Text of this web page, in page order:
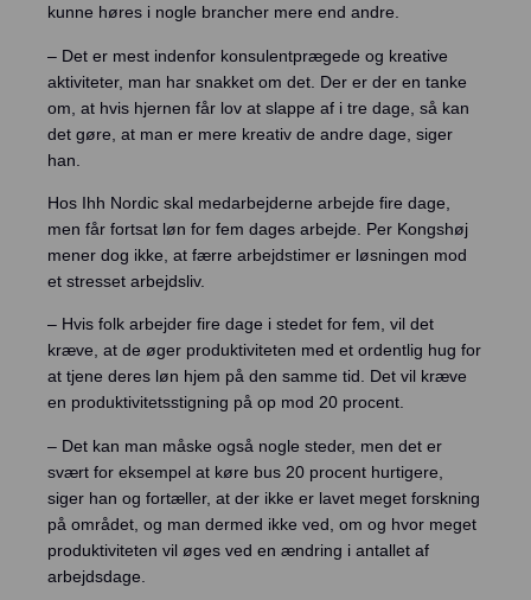
kunne høres i nogle brancher mere end andre.
– Det er mest indenfor konsulentprægede og kreative
aktiviteter, man har snakket om det. Der er der en tanke
om, at hvis hjernen får lov at slappe af i tre dage, så kan
det gøre, at man er mere kreativ de andre dage, siger
han.
Hos Ihh Nordic skal medarbejderne arbejde fire dage,
men får fortsat løn for fem dages arbejde. Per Kongshøj
mener dog ikke, at færre arbejdstimer er løsningen mod
et stresset arbejdsliv.
– Hvis folk arbejder fire dage i stedet for fem, vil det
kræve, at de øger produktiviteten med et ordentlig hug for
at tjene deres løn hjem på den samme tid. Det vil kræve
en produktivitetsstigning på op mod 20 procent.
– Det kan man måske også nogle steder, men det er
svært for eksempel at køre bus 20 procent hurtigere,
siger han og fortæller, at der ikke er lavet meget forskning
på området, og man dermed ikke ved, om og hvor meget
produktiviteten vil øges ved en ændring i antallet af
arbejdsdage.